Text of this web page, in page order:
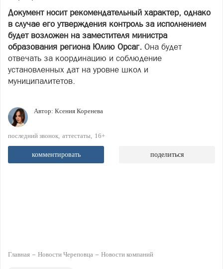
Документ носит рекомендательный характер, однако
в случае его утверждения контроль за исполнением
будет возложен на заместителя министра
образования региона Юлию Орсаг. Она будет
отвечать за координацию и соблюдение
установленных дат на уровне школ и
муниципалитетов.
Автор: Ксения Коренева
последний звонок аттестаты 16+
комментировать поделиться
Главная Новости Череповца Новости компаний